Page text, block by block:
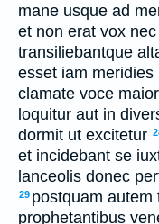
mane usque ad
et non erat vox
transiliebantque
esset iam
clamate voce
loquitur aut in
dormit ut excitetur
et incidebant se
lanceolis donec
29 postquam autem
prophetantibus